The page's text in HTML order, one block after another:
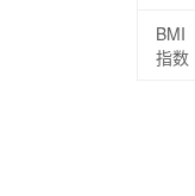
BMI
指数